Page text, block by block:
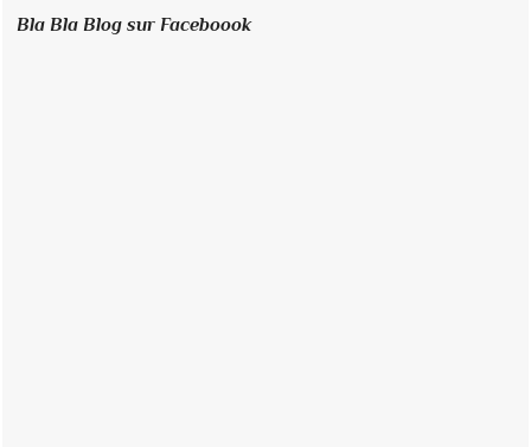
Bla Bla Blog sur Faceboook